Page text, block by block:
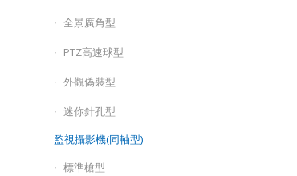
全景廣角型
PTZ高速球型
外觀偽裝型
迷你針孔型
監視攝影機(同軸型)
標準槍型